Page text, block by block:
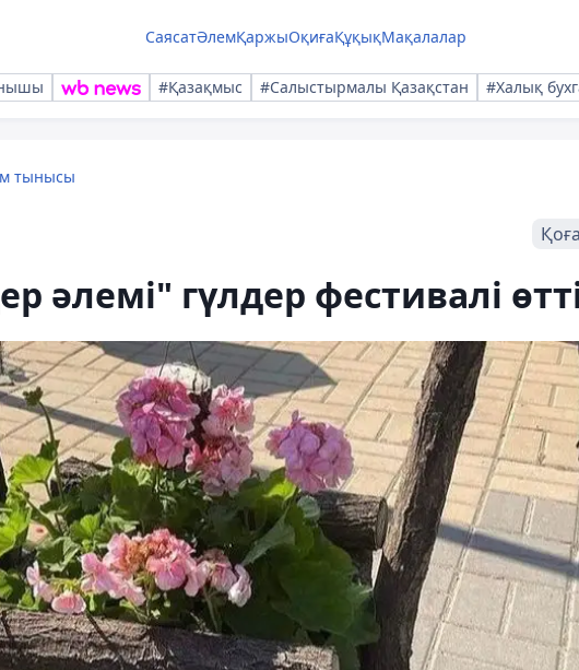
СаясатӘлемҚаржыОқиғаҚұқықМақалалар
#Қазақмыс #Салыстырмалы Қазақстан #Халық
тынысы
әлемі" гүлдер фестивалі